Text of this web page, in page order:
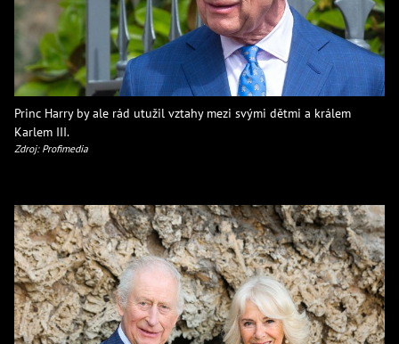
Princ Harry by ale rád utužil vztahy mezi svými dětmi a králem
Karlem III.
Zdroj: Profimedia